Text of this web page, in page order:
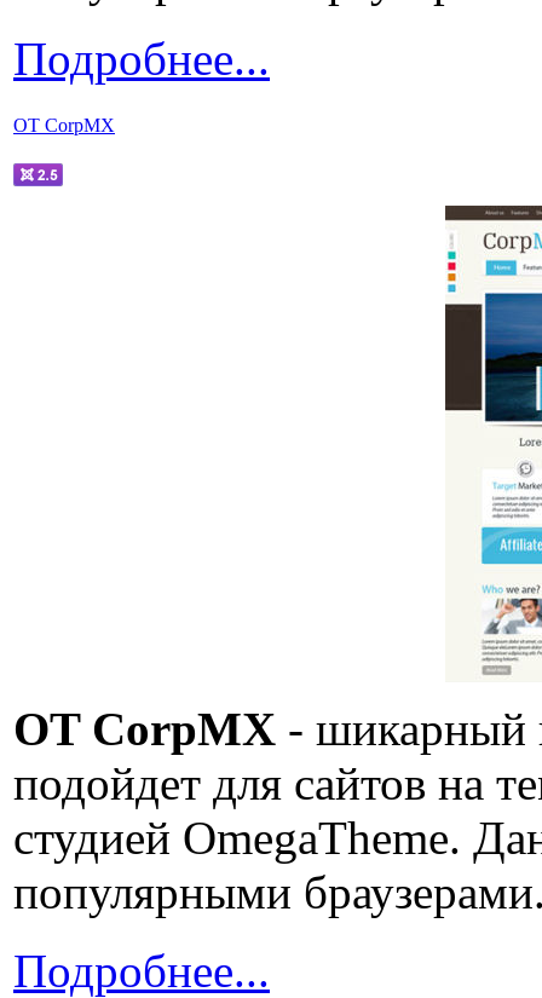
Подробнее...
OT CorpMX
OT CorpMX - шикарный
подойдет для сайтов на
студией OmegaTheme.
популярными
Подробнее...